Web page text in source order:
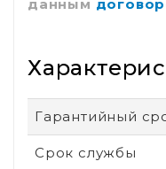
данным
Гарантийный
Срок службы